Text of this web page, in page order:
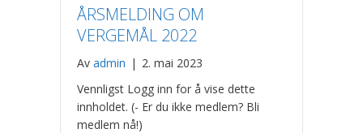
ÅRSMELDING OM
VERGEMÅL 2022
Av admin | 2. mai 2023
Vennligst Logg inn for å vise dette
innholdet. (- Er du ikke medlem? Bli
medlem nå!)